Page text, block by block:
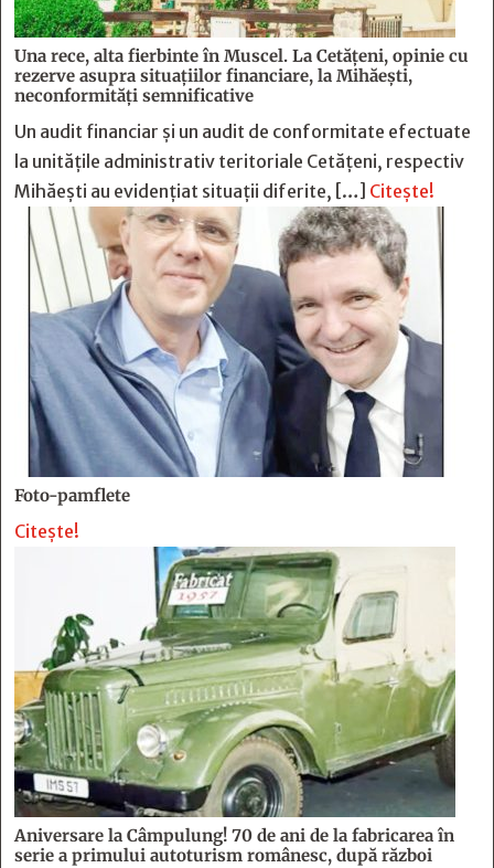
Una rece, alta fierbinte în Muscel. La Cetăţeni, opinie cu
rezerve asupra situaţiilor financiare, la Mihăeşti,
neconformităţi semnificative
Un audit financiar și un audit de conformitate efectuate
la unitățile administrativ teritoriale Cetățeni, respectiv
Mihăești au evidențiat situații diferite, […] Citește!
Foto-pamflete
Citește!
Aniversare la Câmpulung! 70 de ani de la fabricarea în
serie a primului autoturism românesc, după război